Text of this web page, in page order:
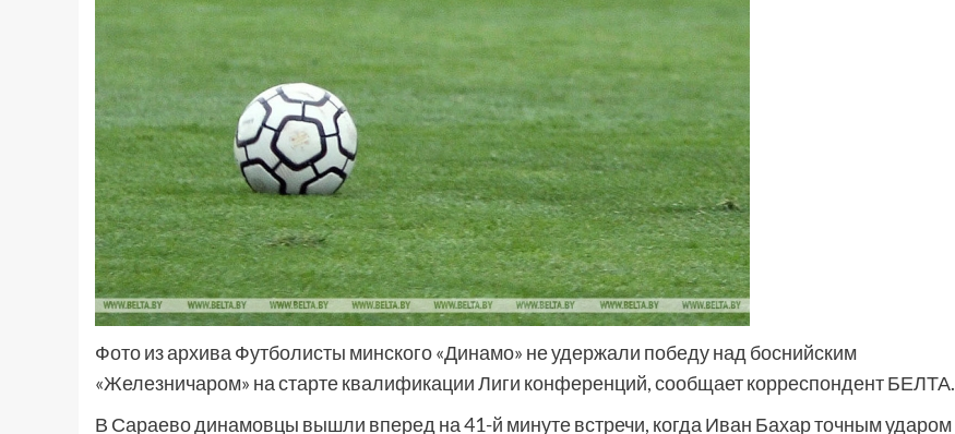
Фото из архива Футболисты минского «Динамо» не удержали победу над боснийским
«Железничаром» на старте квалификации Лиги конференций, сообщает корреспондент БЕЛТА.
В Сараево динамовцы вышли вперед на 41-й минуте встречи, когда Иван Бахар точным ударом